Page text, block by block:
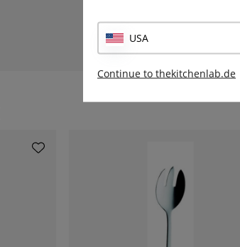
USA
Continue to thekitchenlab.de